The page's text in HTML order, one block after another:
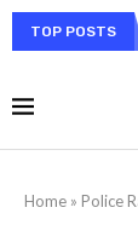
TOP POSTS
Home » Police